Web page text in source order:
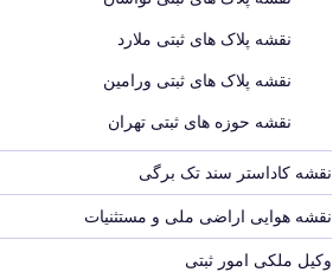
نقشه پلاک های ثبتی ملارد
نقشه پلاک های ثبتی ورامین
نقشه حوزه های ثبتی تهران
نقشه کاداستر سند تک برگی
نقشه هوایی اراضی ملی و مستثنیات
وکیل ملکی امور ثبتی